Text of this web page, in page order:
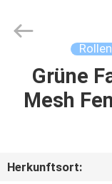
HAUS
VR-
Mesh
Products
Grüne
Mesh
Herkunftsort: